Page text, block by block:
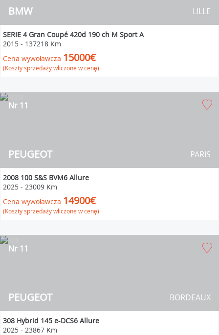
BMW LILLE
SERIE 4 Gran Coupé 420d 190 ch M Sport A
2015 - 137218 Km
Cena wywoławcza 15000€
(Koszty sprzedaży wliczone w cenę)
PEUGEOT
Nr 11
PARIS
2008 100 S&S BVM6 Allure
2025 - 23009 Km
Cena wywoławcza 14900€
(Koszty sprzedaży wliczone w cenę)
PEUGEOT
Nr 11
BORDEAUX
308 Hybrid 145 e-DCS6 Allure
2025 - 23867 Km